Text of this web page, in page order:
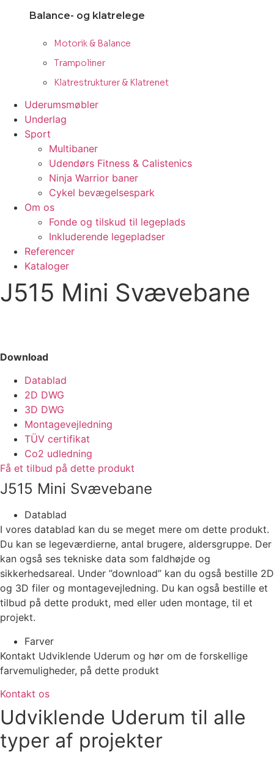
Balance- og klatrelege
Motorik & Balance
Trampoliner
Klatrestrukturer & Klatrenet
Uderumsmøbler
Underlag
Sport
Multibaner
Udendørs Fitness & Calistenics
Ninja Warrior baner
Cykel bevægelsespark
Om os
Fonde og tilskud til legeplads
Inkluderende legepladser
Referencer
Kataloger
J515 Mini Svævebane
Download
Datablad
2D DWG
3D DWG
Montagevejledning
TÜV certifikat
Co2 udledning
Få et tilbud på dette produkt
J515 Mini Svævebane
Datablad
I vores datablad kan du se meget mere om dette produkt.
Du kan se legeværdierne, antal brugere, aldersgruppe. Der
kan også ses tekniske data som faldhøjde og
sikkerhedsareal. Under ”download” kan du også bestille 2D
og 3D filer og montagevejledning. Du kan også bestille et
tilbud på dette produkt, med eller uden montage, til et
projekt.
Farver
Kontakt Udviklende Uderum og hør om de forskellige
farvemuligheder, på dette produkt
Kontakt os
Udviklende Uderum til alle
typer af projekter